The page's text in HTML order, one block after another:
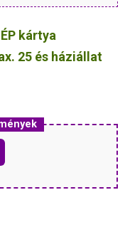
kártya
25 és háziállat